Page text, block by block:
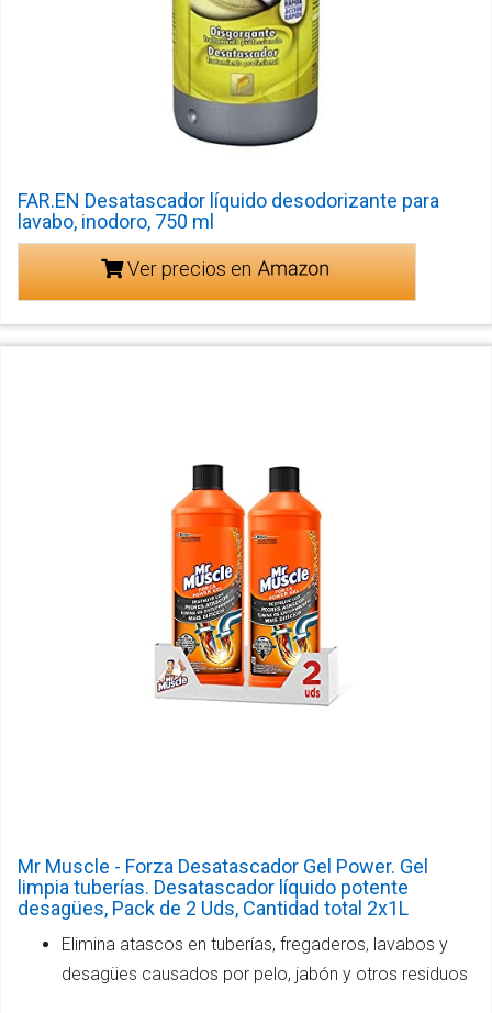
FAR.EN Desatascador líquido desodorizante para
lavabo, inodoro, 750 ml
Ver precios en
Mr Muscle - Forza Desatascador Gel Power. Gel
limpia tuberías. Desatascador líquido potente
desagües, Pack de 2 Uds, Cantidad total 2x1L
Elimina atascos en tuberías, fregaderos, lavabos y
desagües causados por pelo, jabón y otros residuos